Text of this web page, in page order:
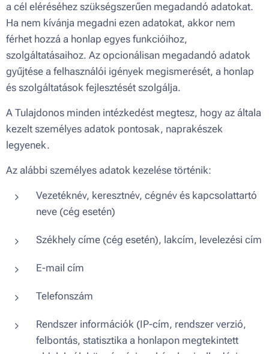
a cél eléréséhez szükségszerűen megadandó adatokat.
Ha nem kívánja megadni ezen adatokat, akkor nem
férhet hozzá a honlap egyes funkcióihoz,
szolgáltatásaihoz. Az opcionálisan megadandó adatok
gyűjtése a felhasználói igények megismerését, a honlap
és szolgáltatások fejlesztését szolgálja.
A Tulajdonos minden intézkedést megtesz, hogy az általa
kezelt személyes adatok pontosak, naprakészek
legyenek.
Az alábbi személyes adatok kezelése történik:
Vezetéknév, keresztnév, cégnév és kapcsolattartó
neve (cég esetén)
Székhely címe (cég esetén), lakcím, levelezési cím
E-mail cím
Telefonszám
Rendszer információk (IP-cím, rendszer verzió,
felbontás, statisztika a honlapon megtekintett